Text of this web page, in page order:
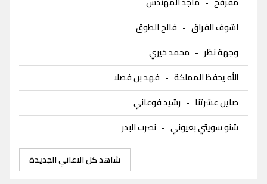
اشوف الفراق - فالح الطوق
وجهة نظر - محمد خيري
الله يحفظ المملكة - فهد بن فصلا
صاين عشرتنا - رشيد فوعاني
شنو سويتي بعيوني - نصرت البدر
شاهد كل الاغاني الجديدة